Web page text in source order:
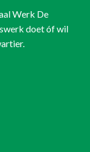
Werk De
doet óf wil